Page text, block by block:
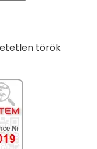
török